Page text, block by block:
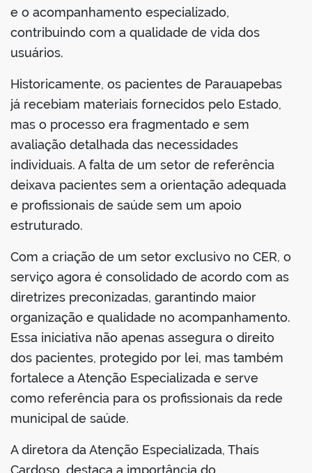
e o acompanhamento especializado,
contribuindo com a qualidade de vida dos
usuários.
Historicamente, os pacientes de Parauapebas
já recebiam materiais fornecidos pelo Estado,
mas o processo era fragmentado e sem
avaliação detalhada das necessidades
individuais. A falta de um setor de referência
deixava pacientes sem a orientação adequada
e profissionais de saúde sem um apoio
estruturado.
Com a criação de um setor exclusivo no CER, o
serviço agora é consolidado de acordo com as
diretrizes preconizadas, garantindo maior
organização e qualidade no acompanhamento.
Essa iniciativa não apenas assegura o direito
dos pacientes, protegido por lei, mas também
fortalece a Atenção Especializada e serve
como referência para os profissionais da rede
municipal de saúde.
A diretora da Atenção Especializada, Thaís
Cardoso, destaca a importância do